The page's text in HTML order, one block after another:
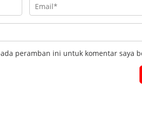
peramban ini untuk komentar saya